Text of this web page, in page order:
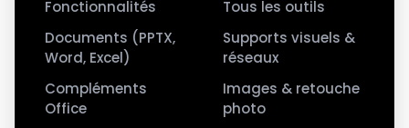
Fonctionnalités
Documents (PPTX,
Word, Excel)
Compléments
Office
Tous les outils
Supports visuels &
réseaux
Images & retouche
photo